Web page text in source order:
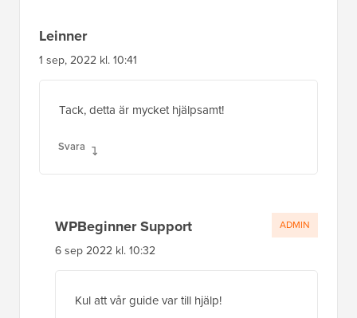
Leinner
1 sep, 2022 kl. 10:41
Tack, detta är mycket hjälpsamt!
Svara
WPBeginner Support
6 sep 2022 kl. 10:32
Kul att vår guide var till hjälp!
ADMIN